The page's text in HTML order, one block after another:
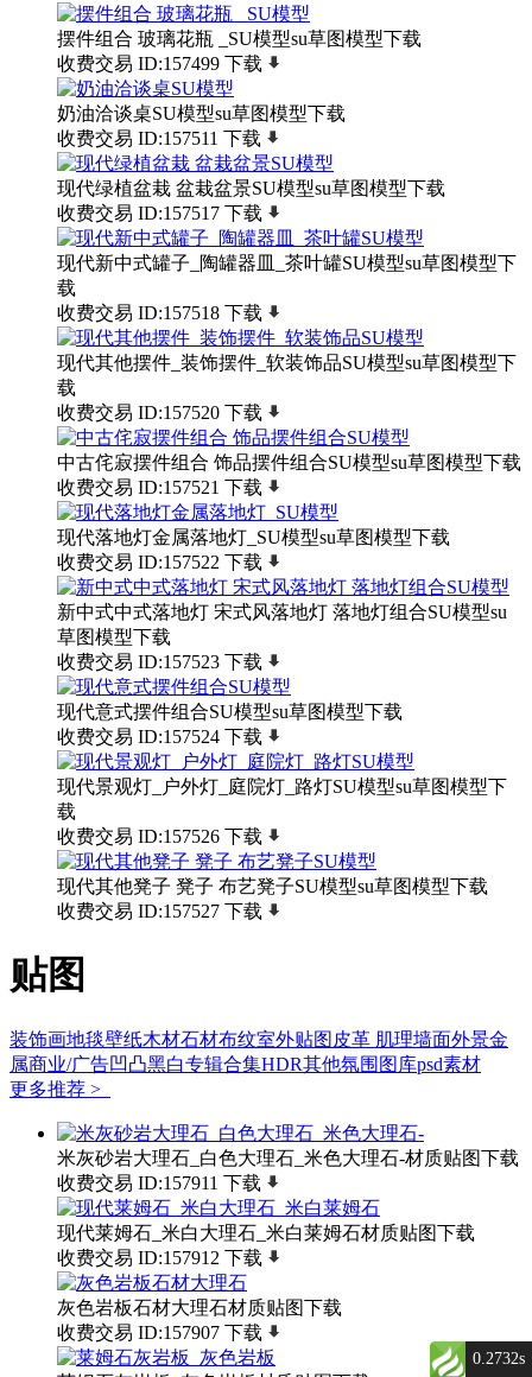
摆件组合 玻璃花瓶 _SU模型su草图模型下载
收费交易 ID:157499 下载
奶油洽谈桌SU模型su草图模型下载
收费交易 ID:157511 下载
现代绿植盆栽 盆栽盆景SU模型su草图模型下载
收费交易 ID:157517 下载
现代新中式罐子_陶罐器皿_茶叶罐SU模型su草图模型下
载
收费交易 ID:157518 下载
现代其他摆件_装饰摆件_软装饰品SU模型su草图模型下
载
收费交易 ID:157520 下载
中古侘寂摆件组合 饰品摆件组合SU模型su草图模型下载
收费交易 ID:157521 下载
现代落地灯金属落地灯_SU模型su草图模型下载
收费交易 ID:157522 下载
新中式中式落地灯 宋式风落地灯 落地灯组合SU模型su
草图模型下载
收费交易 ID:157523 下载
现代意式摆件组合SU模型su草图模型下载
收费交易 ID:157524 下载
现代景观灯_户外灯_庭院灯_路灯SU模型su草图模型下
载
收费交易 ID:157526 下载
现代其他凳子 凳子 布艺凳子SU模型su草图模型下载
收费交易 ID:157527 下载
贴图
装饰画地毯壁纸木材石材布纹室外贴图 皮革 肌理墙面外景金
属商业/广告凹凸黑白专辑合集HDR其他氛围图库psd素材
更多推荐 >
米灰砂岩大理石_白色大理石_米色大理石-材质贴图下载
收费交易 ID:157911 下载
现代莱姆石_米白大理石_米白莱姆石材质贴图下载
收费交易 ID:157912 下载
灰色岩板石材大理石材质贴图下载
收费交易 ID:157907 下载
0.2732s